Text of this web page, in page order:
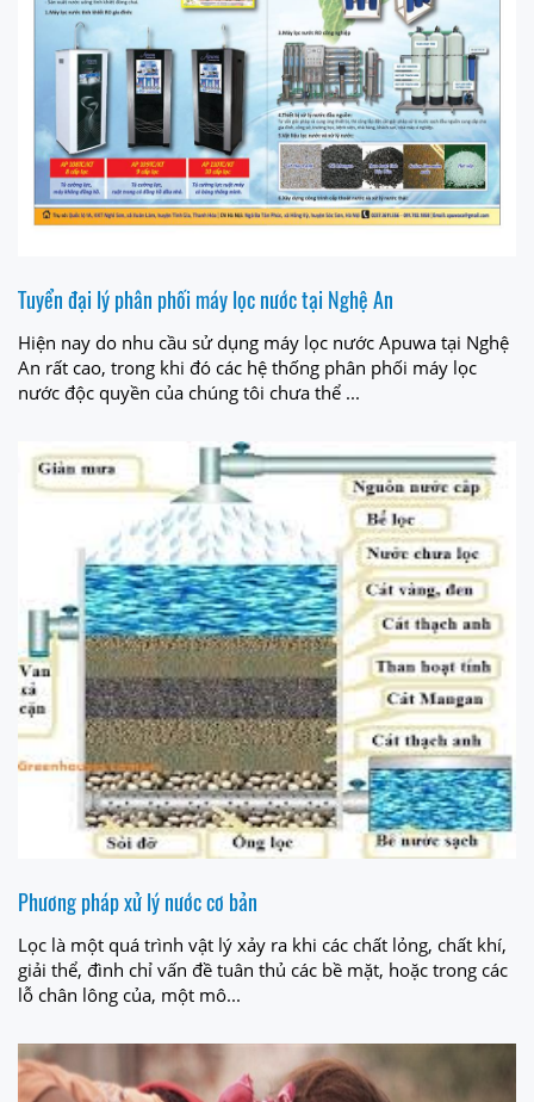
Tuyển đại lý phân phối máy lọc nước tại Nghệ An
Hiện nay do nhu cầu sử dụng máy lọc nước Apuwa tại Nghệ
An rất cao, trong khi đó các hệ thống phân phối máy lọc
nước độc quyền của chúng tôi chưa thể ...
Phương pháp xử lý nước cơ bản
Lọc là một quá trình vật lý xảy ra khi các chất lỏng, chất khí,
giải thể, đình chỉ vấn đề tuân thủ các bề mặt, hoặc trong các
lỗ chân lông của, một mô...